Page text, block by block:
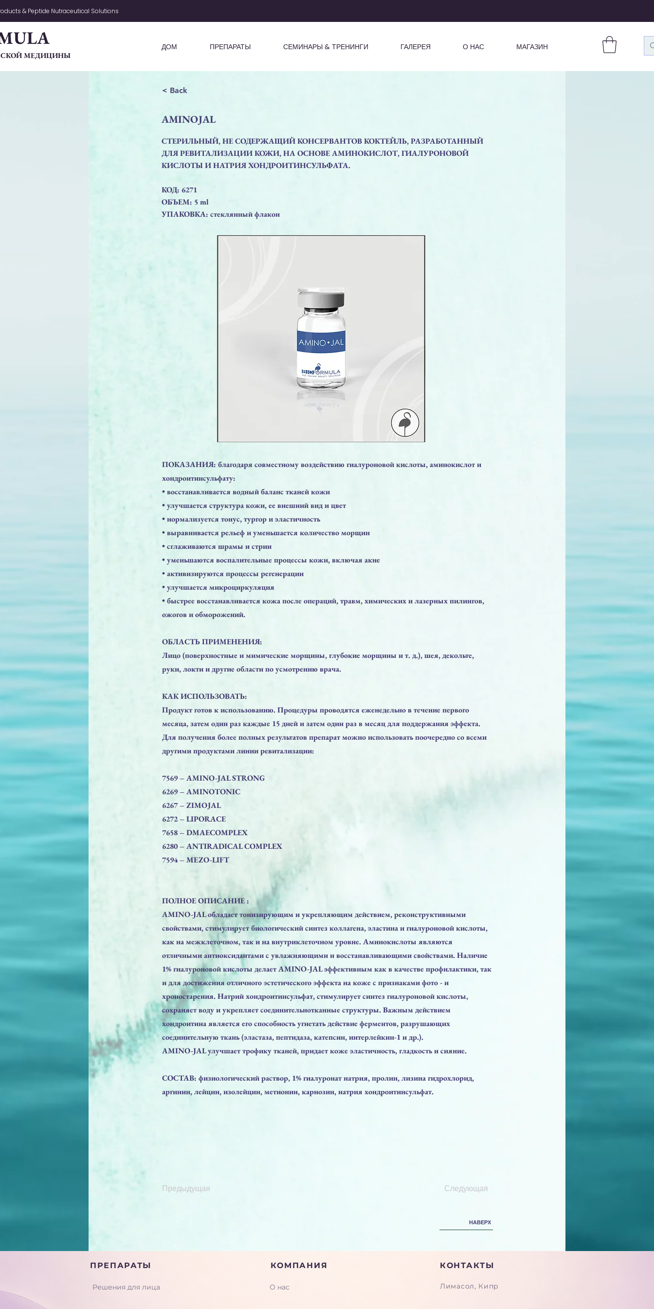
& Peptide Nutraceutical Solutions
МЕДИЦИНЫ
ДОМ ПРЕПАРАТЫ СЕМИНАРЫ & ТРЕНИНГИ ГАЛЕРЕЯ О НАС МАГАЗИН
< Back
AMINOJAL
СТЕРИЛЬНЫЙ, НЕ СОДЕРЖАЩИЙ КОНСЕРВАНТОВ КОКТЕЙЛЬ, РАЗРАБОТАННЫЙ
ДЛЯ РЕВИТАЛИЗАЦИИ КОЖИ, НА ОСНОВЕ АМИНОКИСЛОТ, ГИАЛУРОНОВОЙ
КИСЛОТЫ И НАТРИЯ ХОНДРОИТИНСУЛЬФАТА.
КОД: 6271
ОБЪЕМ: 5 ml
УПАКОВКА: стеклянный флакон
ПОКАЗАНИЯ: благодаря совместному воздействию гиалуроновой кислоты, аминокислот и
хондроитинсульфату:
• восстанавливается водный баланс тканей кожи
• улучшается структура кожи, ее внешний вид и цвет
• нормализуется тонус, тургор и эластичность
• выравнивается рельеф и уменьшается количество морщин
• сглаживаются шрамы и стрии
• уменьшаются воспалительные процессы кожи, включая акне
• активизируются процессы регенерации
• улучшается микроциркуляция
• быстрее восстанавливается кожа после операций, травм, химических и лазерных пилингов,
ожогов и обморожений.
ОБЛАСТЬ ПРИМЕНЕНИЯ:
Лицо (поверхностные и мимические морщины, глубокие морщины и т. д.), шея, декольте,
руки, локти и другие области по усмотрению врача.
КАК ИСПОЛЬЗОВАТЬ:
Продукт готов к использованию. Процедуры проводятся еженедельно в течение первого
месяца, затем один раз каждые 15 дней и затем один раз в месяц для поддержания эффекта.
Для получения более полных результатов препарат можно использовать поочередно со всеми
другими продуктами линии ревитализации:
7569 – AMINO-JAL STRONG
6269 – AMINOTONIC
6267 – ZIMOJAL
6272 – LIPORACE
7658 – DMAECOMPLEX
6280 – ANTIRADICAL COMPLEX
7594 – MEZO-LIFT
ПОЛНОЕ ОПИСАНИЕ :
AMINO-JAL обладает тонизирующим и укрепляющим действием, реконструктивными
свойствами, стимулирует биологический синтез коллагена, эластина и гиалуроновой кислоты,
как на межклеточном, так и на внутриклеточном уровне. Аминокислоты являются
отличными антиоксидантами с увлажняющими и восстанавливающими свойствами. Наличие
1% гиалуроновой кислоты делает AMINO-JAL эффективным как в качестве профилактики, так
и для достижения отличного эстетического эффекта на коже с признаками фото - и
хроностарения. Натрий хондроитинсульфат, стимулирует синтез гиалуроновой кислоты,
сохраняет воду и укрепляет соединительнотканные структуры. Важным действием
хондроитина является его способность угнетать действие ферментов, разрушающих
соединительную ткань (эластаза, пептидаза, катепсин, интерлейкин-1 и др.).
AMINO-JAL улучшает трофику тканей, придает коже эластичность, гладкость и сияние.
СОСТАВ: физиологический раствор, 1% гиалуронат натрия, пролин, лизина гидрохлорид,
аргинин, лейцин, изолейцин, метионин, карнозин, натрия хондроитинсульфат.
Предыдущая Следующая
НАВЕРХ
ПРЕПАРАТЫ
Решения для лица
КОМПАНИЯ
О нас
КОНТАКТЫ
Лимасол, Кипр